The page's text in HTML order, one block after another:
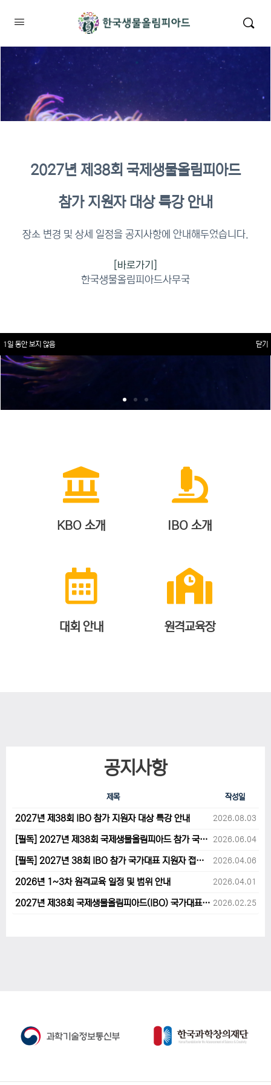
이수증명서 확인 바로가기
KBO 소개 IBO 소개
대회 안내 원격교육장
공지사항
제목 작성일
2027년 제38회 IBO 참가 지원자 대상 특강 안내 2026.08.03
[필독] 2027년 제38회 국제생물올림피아드 참가 국가대표 1차후보자 선발고사 범위 및 일정 안내 2026.06.04
[필독] 2027년 38회 IBO 참가 국가대표 지원자 접수 마감 및 원격교육 관련 공지사항 안내입니다. 2026.04.06
2026년 1~3차 원격교육 일정 및 범위 안내 2026.04.01
2027년 제38회 국제생물올림피아드(IBO) 국가대표 후보자 지원 안내 2026.02.25
2027년 제38회 국제생물올림피아드
참가 지원자 대상 특강 안내
장소 변경 및 상세 일정을 공지사항에 안내해두었습니다.
[바로가기]
한국생물올림피아드사무국
1일 동안 보지 않음 닫기